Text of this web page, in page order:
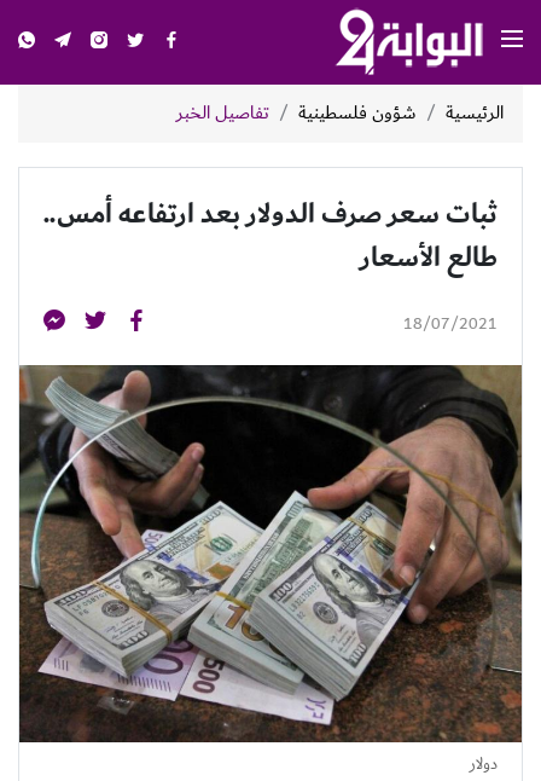
الرئيسية شؤون فلسطينية تفاصيل الخبر
ثبات سعر صرف الدولار بعد ارتفاعه أمس..
طالع الأسعار
18/07/2021
دولار